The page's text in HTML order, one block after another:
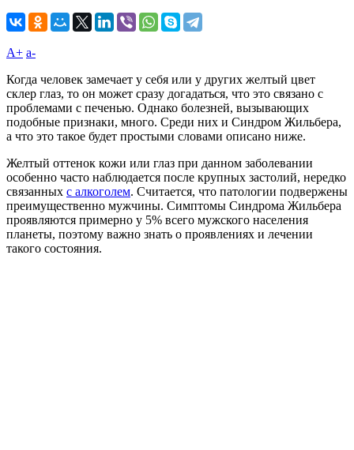
A+ а-
Когда человек замечает у себя или у других желтый цвет
склер глаз, то он может сразу догадаться, что это связано с
проблемами с печенью. Однако болезней, вызывающих
подобные признаки, много. Среди них и Синдром Жильбера,
а что это такое будет простыми словами описано ниже.
Желтый оттенок кожи или глаз при данном заболевании
особенно часто наблюдается после крупных застолий, нередко
связанных с алкоголем. Считается, что патологии подвержены
преимущественно мужчины. Симптомы Синдрома Жильбера
проявляются примерно у 5% всего мужского населения
планеты, поэтому важно знать о проявлениях и лечении
такого состояния.